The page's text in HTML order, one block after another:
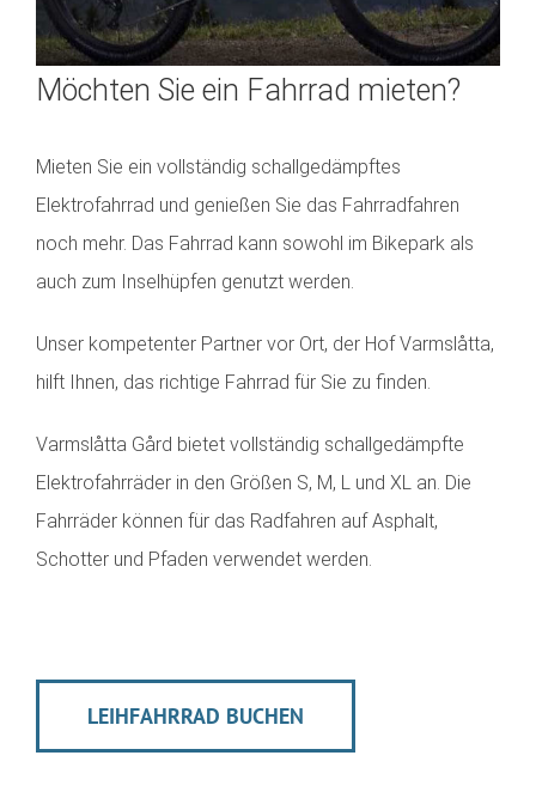
Möchten Sie ein Fahrrad mieten?
Mieten Sie ein vollständig schallgedämpftes
Elektrofahrrad und genießen Sie das Fahrradfahren
noch mehr. Das Fahrrad kann sowohl im Bikepark als
auch zum Inselhüpfen genutzt werden.
Unser kompetenter Partner vor Ort, der Hof Varmslåtta,
hilft Ihnen, das richtige Fahrrad für Sie zu finden.
Varmslåtta Gård bietet vollständig schallgedämpfte
Elektrofahrräder in den Größen S, M, L und XL an. Die
Fahrräder können für das Radfahren auf Asphalt,
Schotter und Pfaden verwendet werden.
LEIHFAHRRAD BUCHEN